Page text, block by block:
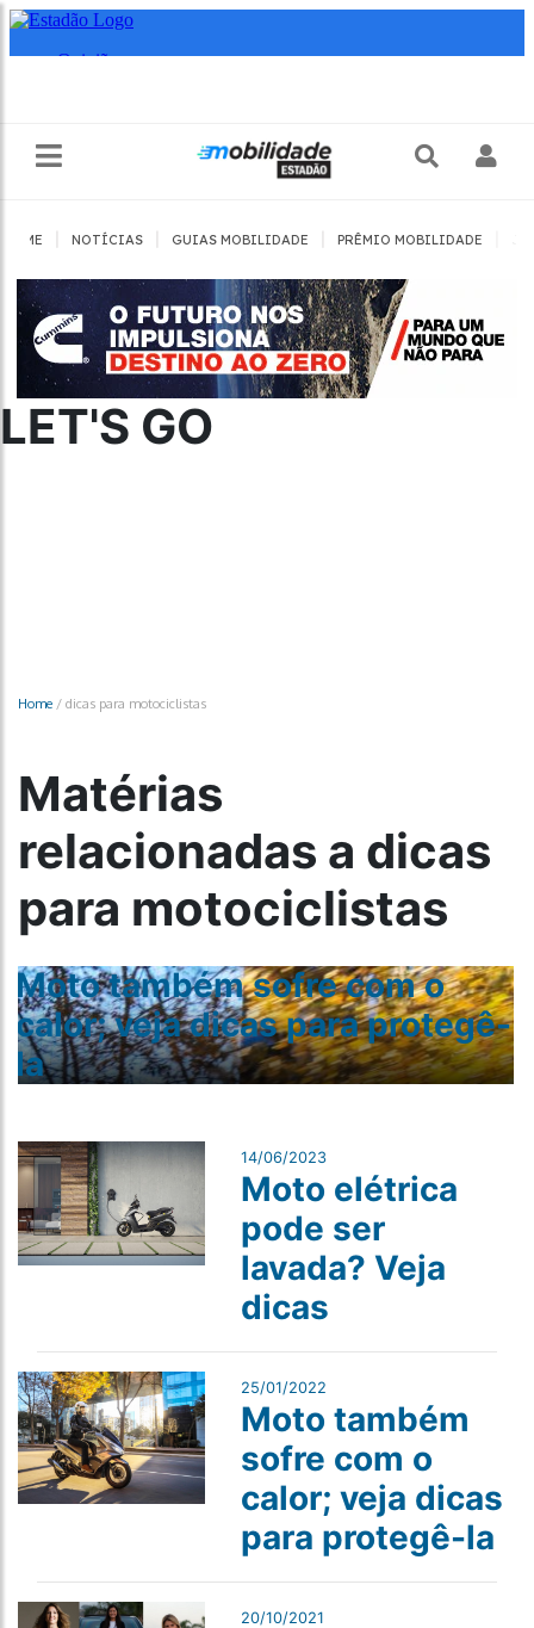
HOME NOTÍCIAS GUIAS MOBILIDADE PRÊMIO MOBILIDADE
LET'S GO
Home / dicas para motociclistas
Matérias
relacionadas a dicas
para motociclistas
Moto também sofre com o
calor; veja dicas para protegê-
la
14/06/2023
Moto elétrica
pode ser
lavada? Veja
dicas
25/01/2022
Moto também
sofre com o
calor; veja dicas
para protegê-la
20/10/2021